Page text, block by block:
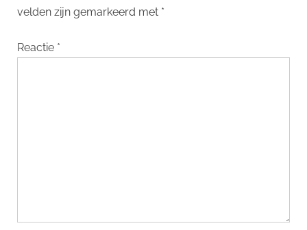
velden zijn gemarkeerd met *
Reactie *